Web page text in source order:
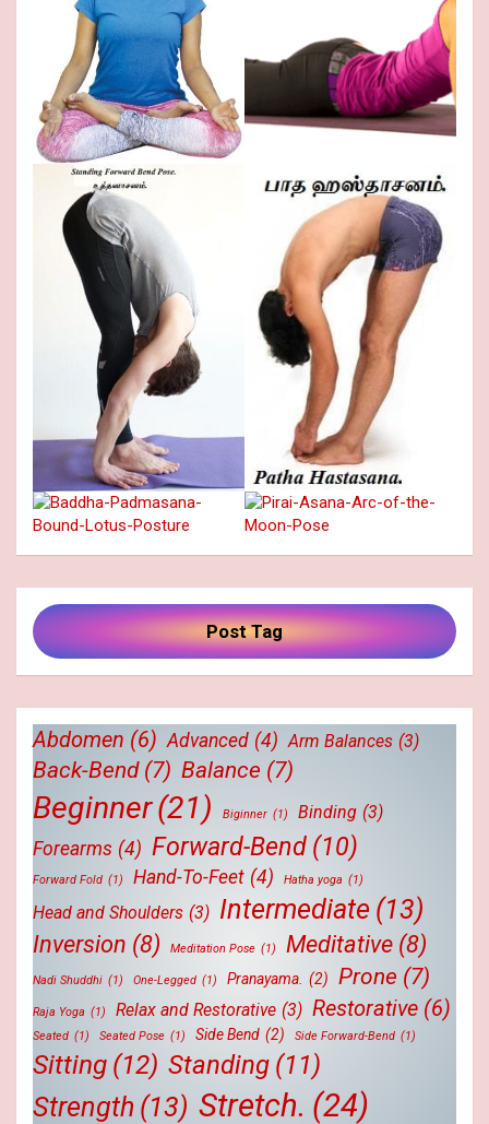
Post Tag
Abdomen (6) Advanced (4) Arm Balances (3)
Back-Bend (7) Balance (7)
Beginner(21) Biginner (1) Binding (3)
Forearms (4) Forward-Bend (10)
Forward Fold (1) Hand-To-Feet (4) Hatha yoga (1)
Head and Shoulders (3) Intermediate (13)
Inversion (8) Meditation Pose (1) Meditative (8)
Nadi Shuddhi (1) One-Legged (1) Pranayama. (2) Prone (7)
Raja Yoga (1) Relax and Restorative (3) Restorative (6)
Seated (1) Seated Pose (1) Side Bend (2) Side Forward-Bend (1)
Sitting (12) Standing (11)
Strength (13) Stretch. (24)